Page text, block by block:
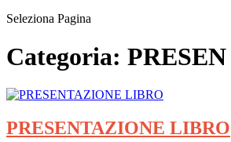
Seleziona Pagina
Categoria: PRESEN
PRESENTAZIONE LIBRO